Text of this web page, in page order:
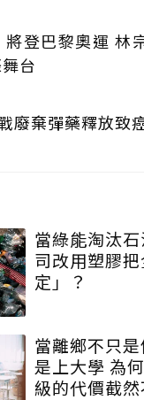
將登巴黎奧運 林
台
廢棄彈藥釋放致
當綠能淘汰
司改用塑膠
定」？
當離鄉不只
是上大學 為
級的代價截然